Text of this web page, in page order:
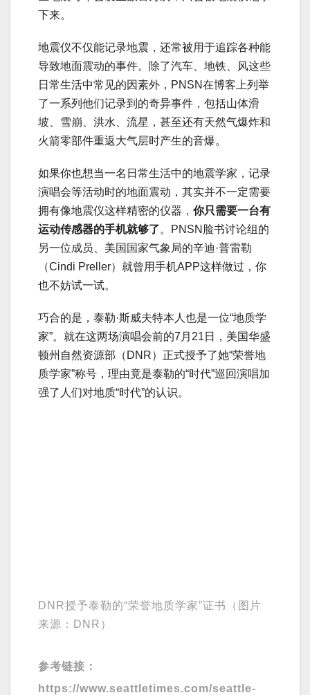
下来。
地震仪不仅能记录地震，还常被用于追踪各种能
导致地面震动的事件。除了汽车、地铁、风这些
日常生活中常见的因素外，PNSN在博客上列举
了一系列他们记录到的奇异事件，包括山体滑
坡、雪崩、洪水、流星，甚至还有天然气爆炸和
火箭零部件重返大气层时产生的音爆。
如果你也想当一名日常生活中的地震学家，记录
演唱会等活动时的地面震动，其实并不一定需要
拥有像地震仪这样精密的仪器， 你只需要一台有
运动传感器的手机就够了。PNSN脸书讨论组的
另一位成员、美国国家气象局的辛迪·普雷勒
（Cindi Preller）就曾用手机APP这样做过，你
也不妨试一试。
巧合的是，泰勒·斯威夫特本人也是一位“地质学
家”。就在这两场演唱会前的7月21日，美国华盛
顿州自然资源部（DNR）正式授予了她“荣誉地
质学家”称号，理由竟是泰勒的“时代”巡回演唱加
强了人们对地质“时代”的认识。
DNR授予泰勒的“荣誉地质学家”证书（图片
来源：DNR）
参考链接：
https://www.seattletimes.com/seattle-